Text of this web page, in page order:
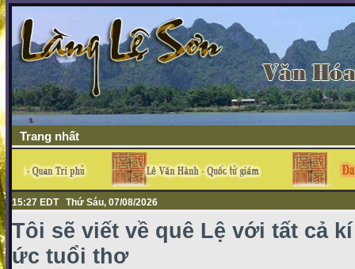
Trang nhất
15:27 EDT Thứ Sáu, 07/08/2026
Tôi sẽ viết về quê Lệ với tất cả kí
ức tuổi thơ